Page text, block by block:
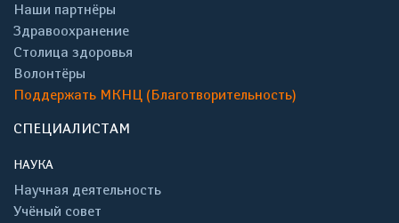
Наши партнёры
Здравоохранение
Столица здоровья
Волонтёры
Поддержать МКНЦ (Благотворительность)
СПЕЦИАЛИСТАМ
НАУКА
Научная деятельность
Учёный совет